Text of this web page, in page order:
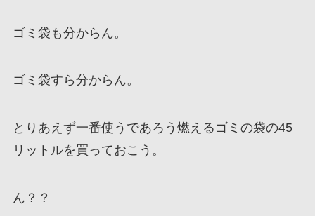
ゴミ袋も分からん。
ゴミ袋すら分からん。
とりあえず一番使うであろう燃えるゴミの袋の45
リットルを買っておこう。
ん？？